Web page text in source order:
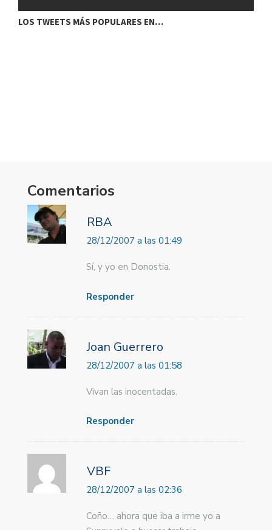
LOS TWEETS MÁS POPULARES EN…
Comentarios
RBA
28/12/2007 a las 01:49
Sí, y yo en Donostia.
Responder
Joan Guerrero
28/12/2007 a las 01:58
Vivan las inocentadas.
Responder
VBF
28/12/2007 a las 02:36
Coño… ahora que iba a irme yo a